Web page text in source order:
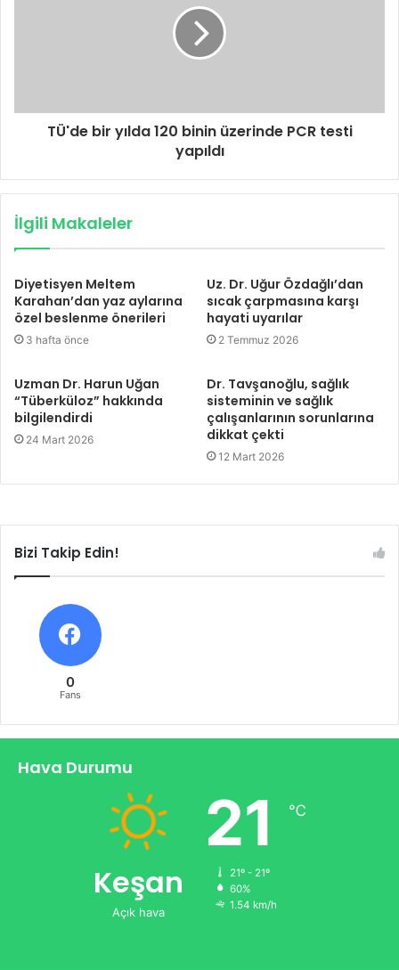
TÜ'de bir yılda 120 binin üzerinde PCR testi
yapıldı
İlgili Makaleler
Diyetisyen Meltem
Karahan’dan yaz aylarına
özel beslenme önerileri
3 hafta önce
Uz. Dr. Uğur Özdağlı’dan
sıcak çarpmasına karşı
hayati uyarılar
2 Temmuz 2026
Uzman Dr. Harun Uğan
“Tüberküloz” hakkında
bilgilendirdi
24 Mart 2026
Dr. Tavşanoğlu, sağlık
sisteminin ve sağlık
çalışanlarının sorunlarına
dikkat çekti
12 Mart 2026
Bizi Takip Edin!
0
Fans
Hava Durumu
Keşan
Açık hava
21 ℃
21º - 21º
60%
1.54 km/h